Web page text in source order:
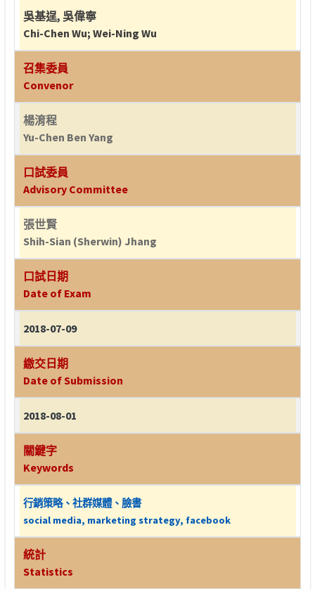
吳基逞, 吳偉寧
Chi-Chen Wu; Wei-Ning Wu
召集委員
Convenor
楊淯程
Yu-Chen Ben Yang
口試委員
Advisory Committee
張世賢
Shih-Sian (Sherwin) Jhang
口試日期
Date of Exam
2018-07-09
繳交日期
Date of Submission
2018-08-01
關鍵字
Keywords
行銷策略、社群媒體、臉書
social media, marketing strategy, facebook
統計
Statistics